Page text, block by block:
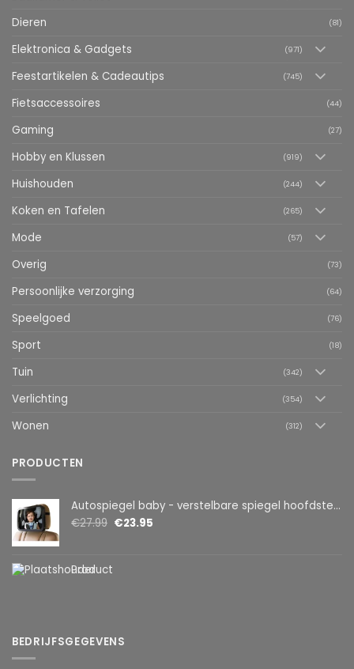
Dieren (81)
Elektronica & Gadgets (971)
Feestartikelen & Cadeautips (745)
Fietsaccessoires (44)
Gaming (27)
Hobby en Klussen (919)
Huishouden (244)
Koken en Tafelen (265)
Mode (57)
Overig (73)
Persoonlijke verzorging (64)
Speelgoed (76)
Sport (18)
Tuin (342)
Verlichting (354)
Wonen (312)
PRODUCTEN
Autospiegel baby - verstelbare spiegel hoofdsteun achterbank - veiligheidsspiegel - baby en kids - 19 x 30cm - 360 graden draaibaar - zwart
€27.99 €23.95
Product
BEDRIJFSGEGEVENS